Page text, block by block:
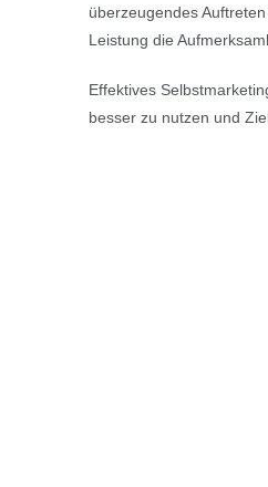
überzeugendes
Leistung die
Effektives
besser zu nutzen und